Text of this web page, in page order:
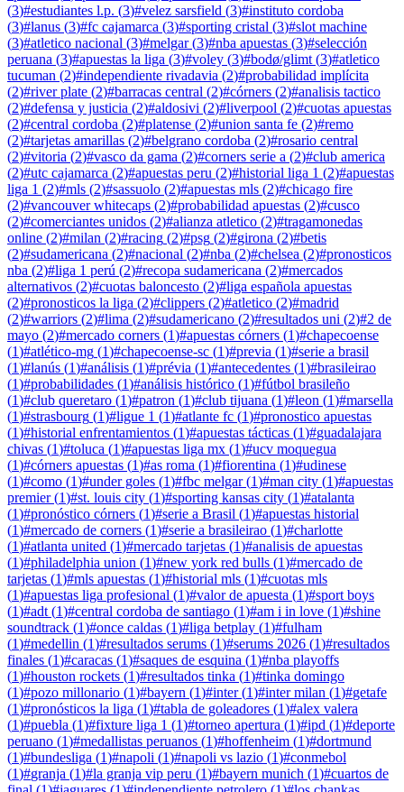
(3)#estudiantes l.p. (3)#velez sarsfield (3)#instituto cordoba
(3)#lanus (3)#fc cajamarca (3)#sporting cristal (3)#slot machine
(3)#atletico nacional (3)#melgar(3)#nba apuestas (3)#selección
peruana (3)#apuestas la liga (3)#voley (3)#bodø/glimt (3)#atletico
tucuman (2)#independiente rivadavia (2)#probabilidad implícita
(2)#river plate (2)#barracas central (2)#córners (2)#analisis tactico
(2)#defensa y justicia (2)#aldosivi (2)#liverpool (2)#cuotas apuestas
(2)#central cordoba (2)#platense (2)#union santa fe (2)#remo
(2)#tarjetas amarillas (2)#belgrano cordoba (2)#rosario central
(2)#vitoria (2)#vasco da gama (2)#corners serie a (2)#club america
(2)#utc cajamarca (2)#apuestas peru (2)#historial liga 1 (2)#apuestas
liga 1 (2)#mls (2)#sassuolo (2)#apuestas mls (2)#chicago fire
(2)#vancouver whitecaps (2)#probabilidad apuestas (2)#cusco
(2)#comerciantes unidos (2)#alianza atletico (2)#tragamonedas
online (2)#milan (2)#racing (2)#psg (2)#girona (2)#betis
(2)#sudamericana (2)#nacional (2)#nba (2)#chelsea (2)#pronosticos
nba (2)#liga 1 perú (2)#recopa sudamericana (2)#mercados
alternativos (2)#cuotas baloncesto (2)#liga española apuestas
(2)#pronosticos la liga (2)#clippers (2)#atletico (2)#madrid
(2)#warriors (2)#lima (2)#sudamericano (2)#resultados uni (2)#2 de
mayo (2)#mercado corners (1)#apuestas córners (1)#chapecoense
(1)#atlético-mg (1)#chapecoense-sc (1)#previa (1)#serie a brasil
(1)#lanús (1)#análisis (1)#prévia (1)#antecedentes (1)#brasileirao
(1)#probabilidades (1)#análisis histórico (1)#fútbol brasileño
(1)#club queretaro (1)#patron (1)#club tijuana (1)#leon (1)#marsella
(1)#strasbourg (1)#ligue 1 (1)#atlante fc (1)#pronostico apuestas
(1)#historial enfrentamientos (1)#apuestas tácticas (1)#guadalajara
chivas (1)#toluca (1)#apuestas liga mx (1)#ucv moquegua
(1)#córners apuestas (1)#as roma (1)#fiorentina (1)#udinese
(1)#como (1)#under goles (1)#fbc melgar(1)#man city (1)#apuestas
premier(1)#st. louis city (1)#sporting kansas city (1)#atalanta
(1)#pronóstico córners (1)#serie a Brasil (1)#apuestas historial
(1)#mercado de corners (1)#serie a brasileirao (1)#charlotte
(1)#atlanta united (1)#mercado tarjetas (1)#analisis de apuestas
(1)#philadelphia union (1)#new york red bulls (1)#mercado de
tarjetas (1)#mls apuestas (1)#historial mls (1)#cuotas mls
(1)#apuestas liga profesional (1)#valor de apuesta (1)#sport boys
(1)#adt (1)#central cordoba de santiago (1)#am i in love (1)#shine
soundtrack (1)#once caldas (1)#liga betplay (1)#fulham
(1)#medellin (1)#resultados serums (1)#serums 2026 (1)#resultados
finales (1)#caracas (1)#saques de esquina (1)#nba playoffs
(1)#houston rockets (1)#resultados tinka (1)#tinka domingo
(1)#pozo millonario (1)#bayern (1)#inter(1)#inter milan (1)#getafe
(1)#pronósticos la liga (1)#tabla de goleadores (1)#alex valera
(1)#puebla (1)#fixture liga 1 (1)#torneo apertura (1)#ipd (1)#deporte
peruano (1)#medallistas peruanos (1)#hoffenheim (1)#dortmund
(1)#bundesliga (1)#napoli (1)#napoli vs lazio (1)#conmebol
(1)#granja (1)#la granja vip peru (1)#bayern munich (1)#cuartos de